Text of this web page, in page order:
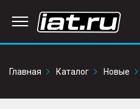
Главная
Каталог Новые